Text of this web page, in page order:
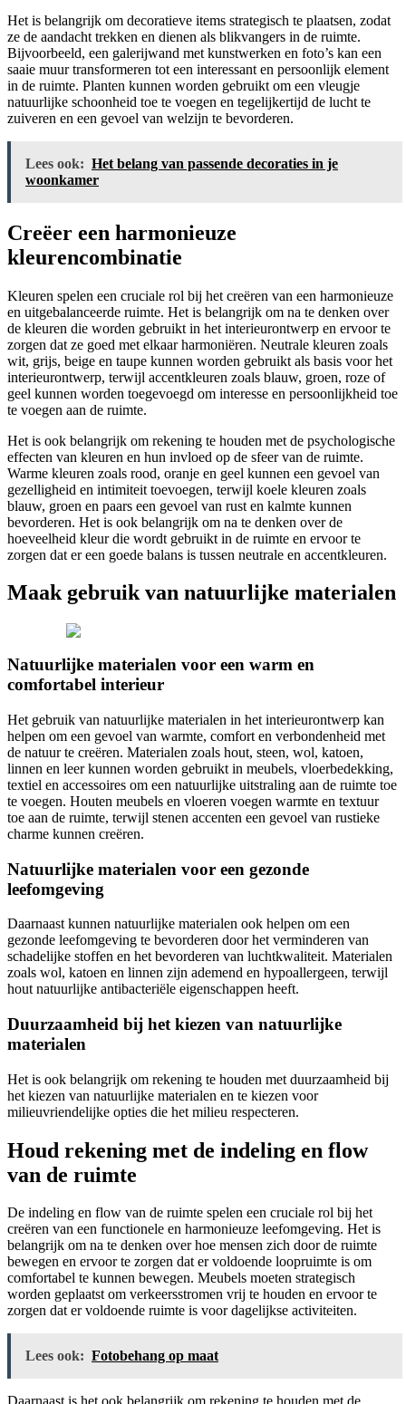
Het is belangrijk om decoratieve items strategisch te plaatsen, zodat
ze de aandacht trekken en dienen als blikvangers in de ruimte.
Bijvoorbeeld, een galerijwand met kunstwerken en foto’s kan een
saaie muur transformeren tot een interessant en persoonlijk element
in de ruimte. Planten kunnen worden gebruikt om een vleugje
natuurlijke schoonheid toe te voegen en tegelijkertijd de lucht te
zuiveren en een gevoel van welzijn te bevorderen.
Lees ook: Het belang van passende decoraties in je
woonkamer
Creëer een harmonieuze
kleurencombinatie
Kleuren spelen een cruciale rol bij het creëren van een harmonieuze
en uitgebalanceerde ruimte. Het is belangrijk om na te denken over
de kleuren die worden gebruikt in het interieurontwerp en ervoor te
zorgen dat ze goed met elkaar harmoniëren. Neutrale kleuren zoals
wit, grijs, beige en taupe kunnen worden gebruikt als basis voor het
interieurontwerp, terwijl accentkleuren zoals blauw, groen, roze of
geel kunnen worden toegevoegd om interesse en persoonlijkheid toe
te voegen aan de ruimte.
Het is ook belangrijk om rekening te houden met de psychologische
effecten van kleuren en hun invloed op de sfeer van de ruimte.
Warme kleuren zoals rood, oranje en geel kunnen een gevoel van
gezelligheid en intimiteit toevoegen, terwijl koele kleuren zoals
blauw, groen en paars een gevoel van rust en kalmte kunnen
bevorderen. Het is ook belangrijk om na te denken over de
hoeveelheid kleur die wordt gebruikt in de ruimte en ervoor te
zorgen dat er een goede balans is tussen neutrale en accentkleuren.
Maak gebruik van natuurlijke materialen
Natuurlijke materialen voor een warm en
comfortabel interieur
Het gebruik van natuurlijke materialen in het interieurontwerp kan
helpen om een gevoel van warmte, comfort en verbondenheid met
de natuur te creëren. Materialen zoals hout, steen, wol, katoen,
linnen en leer kunnen worden gebruikt in meubels, vloerbedekking,
textiel en accessoires om een natuurlijke uitstraling aan de ruimte toe
te voegen. Houten meubels en vloeren voegen warmte en textuur
toe aan de ruimte, terwijl stenen accenten een gevoel van rustieke
charme kunnen creëren.
Natuurlijke materialen voor een gezonde
leefomgeving
Daarnaast kunnen natuurlijke materialen ook helpen om een
gezonde leefomgeving te bevorderen door het verminderen van
schadelijke stoffen en het bevorderen van luchtkwaliteit. Materialen
zoals wol, katoen en linnen zijn ademend en hypoallergeen, terwijl
hout natuurlijke antibacteriële eigenschappen heeft.
Duurzaamheid bij het kiezen van natuurlijke
materialen
Het is ook belangrijk om rekening te houden met duurzaamheid bij
het kiezen van natuurlijke materialen en te kiezen voor
milieuvriendelijke opties die het milieu respecteren.
Houd rekening met de indeling en flow
van de ruimte
De indeling en flow van de ruimte spelen een cruciale rol bij het
creëren van een functionele en harmonieuze leefomgeving. Het is
belangrijk om na te denken over hoe mensen zich door de ruimte
bewegen en ervoor te zorgen dat er voldoende loopruimte is om
comfortabel te kunnen bewegen. Meubels moeten strategisch
worden geplaatst om verkeersstromen vrij te houden en ervoor te
zorgen dat er voldoende ruimte is voor dagelijkse activiteiten.
Lees ook: Fotobehang op maat